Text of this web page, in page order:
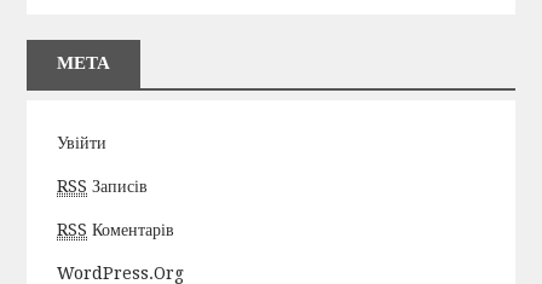
МЕТА
Увійти
RSS Записів
RSS Коментарів
WordPress.org